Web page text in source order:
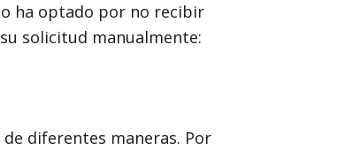
ha optado por no recibir
solicitud manualmente:
diferentes maneras. Por